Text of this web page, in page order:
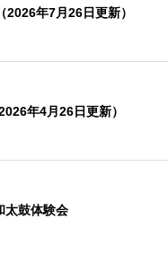
年7月26日更新）
年4月26日更新）
太鼓体験会